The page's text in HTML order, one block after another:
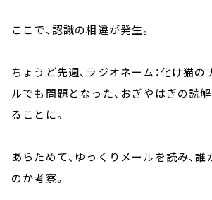
ここで、認識の相違が発生。
ちょうど先週、ラジオネーム：化け猫
ルでも問題となった、おぎやはぎの読
ることに。
あらためて、ゆっくりメールを読み、
のか考察。